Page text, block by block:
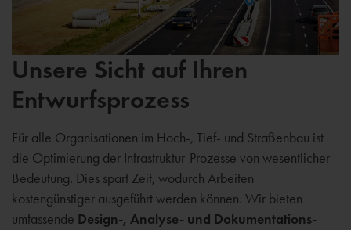
Unsere Sicht auf Ihren
Entwurfsprozess
Für alle Organisationen im Hoch-, Tief- und Straßenbau ist
die Optimierung der Infrastruktur-Prozesse von wesentlicher
Bedeutung. Dies spart Zeit, wodurch Arbeiten
kostengünstiger ausgeführt werden können. Wir bieten
umfassende Design-, Analyse- und Dokumentations-